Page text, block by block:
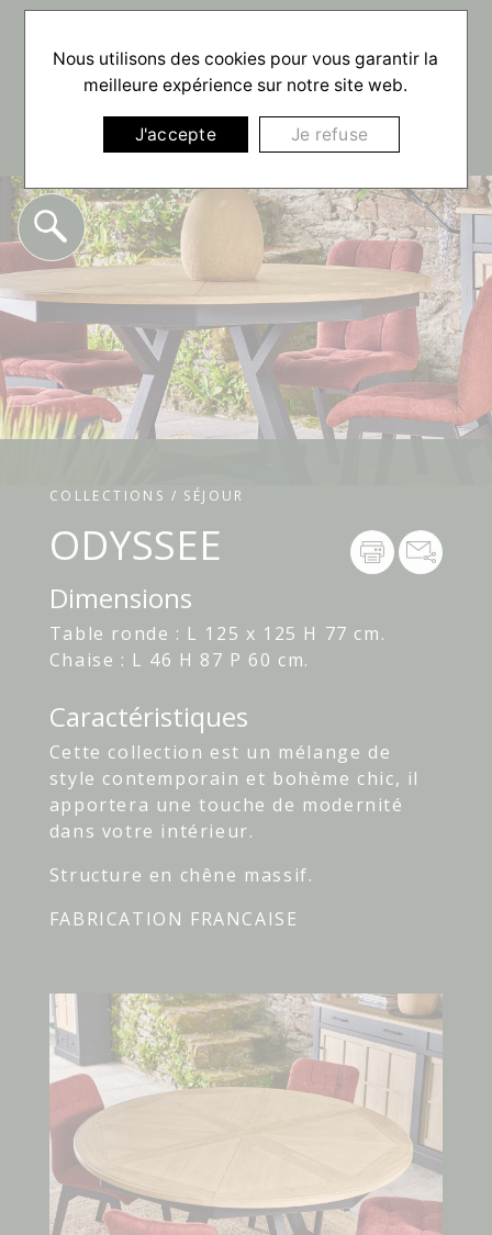
☰
COLLECTIONS / SÉJOUR
ODYSSEE
Dimensions
Table ronde : L 125 x 125 H 77 cm.
Chaise : L 46 H 87 P 60 cm.
Caractéristiques
Cette collection est un mélange de
style contemporain et bohème chic, il
apportera une touche de modernité
dans votre intérieur.
Structure en chêne massif.
FABRICATION FRANCAISE
Nous utilisons des cookies pour vous garantir la
meilleure expérience sur notre site web.
J'accepte Je refuse